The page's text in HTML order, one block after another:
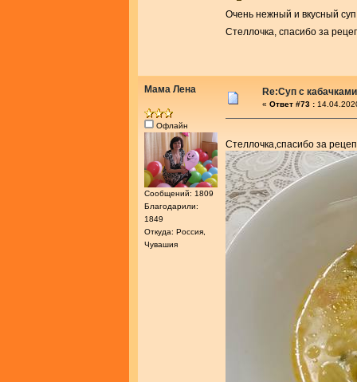
Очень нежный и вкусный
Стеллочка, спасибо за
Мама Лена
Офлайн
Сообщений: 1809
Благодарили:
1849
Откуда: Россия,
Чувашия
Re:Суп с
« Ответ #73 :
Стеллочка,спасибо за